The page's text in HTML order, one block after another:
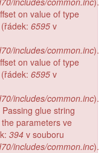
on value of type
(řádek: 6595 v
includes/common.inc).
on value of type
(řádek: 6595 v
includes/common.inc).
glue string
parameters ve
394 v souboru
includes/common.inc).